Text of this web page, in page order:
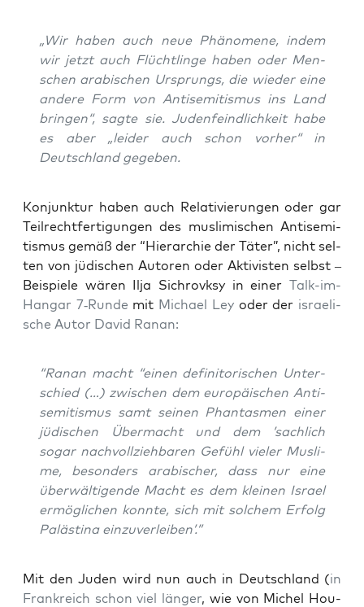
„Wir haben auch neue Phä­no­me­ne, indem
wir jetzt auch Flücht­lin­ge haben oder Men­
schen ara­bi­schen Ursprungs, die wie­der eine
ande­re Form von Anti­se­mi­tis­mus ins Land
brin­gen“, sag­te sie. Juden­feind­lich­keit habe
es aber „lei­der auch schon vor­her“ in
Deutsch­land gegeben.
Kon­junk­tur haben auch Rela­ti­vie­run­gen oder gar
Teil­recht­fer­ti­gun­gen des mus­li­mi­schen Anti­se­mi­
tis­mus gemäß der “Hier­ar­chie der Täter”, nicht sel­
ten von jüdi­schen Autoren oder Akti­vis­ten selbst –
Bei­spie­le wären Ilja Sichrovksy in einer Talk-im-
Han­gar 7‑Runde mit Micha­el Leyoder der israe­li­
sche Autor David Ranan:
“Ranan macht “einen defi­ni­to­ri­schen Unter­
schied (…) zwi­schen dem euro­päi­schen Anti­
se­mi­tis­mus samt sei­nen Phan­tas­men einer
jüdi­schen Über­macht und dem ’sach­lich
sogar nach­voll­zieh­ba­ren Gefühl vie­ler Mus­li­
me, beson­ders ara­bi­scher, dass nur eine
über­wäl­ti­gen­de Macht es dem klei­nen Isra­el
ermög­li­chen konn­te, sich mit sol­chem Erfolg
Paläs­ti­na einzuverleiben’.”
Mit den Juden wird nun auch in Deutsch­land (in
Frank­reich schon viel län­ger, wie von Michel Hou­